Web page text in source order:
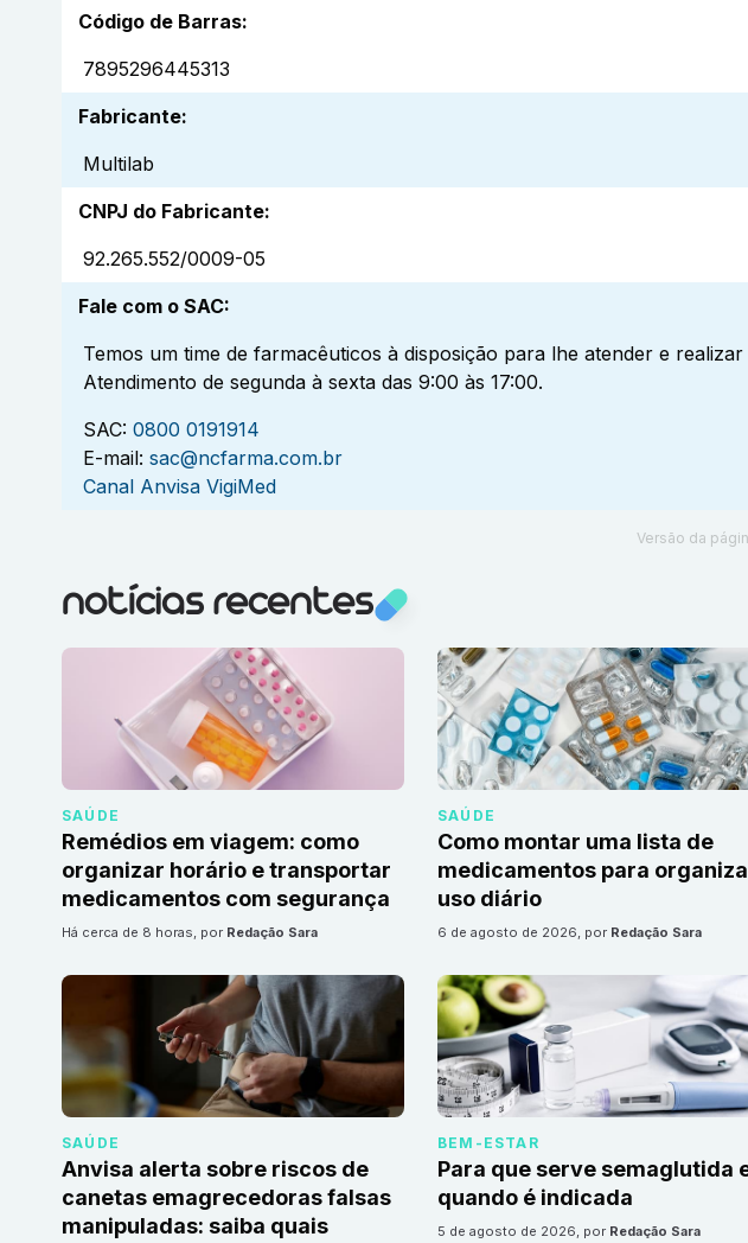
Código de Barras:
7895296445313
Fabricante:
Multilab
CNPJ do Fabricante:
92.265.552/0009-05
Fale com o SAC:
Temos um time de farmacêuticos à disposição para lhe atender e
Atendimento de segunda à sexta das 9:00 às 17:00.
SAC: 0800 0191914
E-mail: sac@ncfarma.com.br
Canal Anvisa VigiMed
Versão da
notícias recentes
SAÚDE
Remédios em viagem: como
organizar horário e transportar
medicamentos com segurança
há cerca de 8 horas, por Redação Sara
SAÚDE
Como montar uma lista de
medicamentos para
uso diário
6 de agosto de 2026, por Redação Sara
SAÚDE
Anvisa alerta sobre riscos de
canetas emagrecedoras falsas
manipuladas: saiba quais
BEM-ESTAR
Para que serve semaglutida
quando é indicada
5 de agosto de 2026, por Redação Sara